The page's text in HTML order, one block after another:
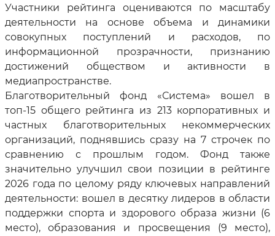
Участники рейтинга оцениваются по масштабу
деятельности на основе объема и динамики
совокупных поступлений и расходов, по
информационной прозрачности, признанию
достижений обществом и активности в
медиапространстве.
Благотворительный фонд «Система» вошел в
топ-15 общего рейтинга из 213 корпоративных и
частных благотворительных некоммерческих
организаций, поднявшись сразу на 7 строчек по
сравнению с прошлым годом. Фонд также
значительно улучшил свои позиции в рейтинге
2026 года по целому ряду ключевых направлений
деятельности: вошел в десятку лидеров в области
поддержки спорта и здорового образа жизни (6
место), образования и просвещения (9 место),